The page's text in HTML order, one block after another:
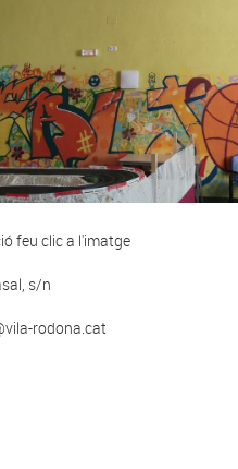
feu clic a l'imatge
s/n
rodona.cat